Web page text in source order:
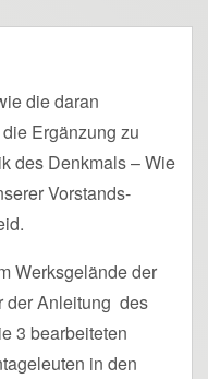
die daran
Ergänzung zu
des Denkmals – Wie
Vorstands-
Werksgelände der
der Anleitung des
3 bearbeiteten
in den